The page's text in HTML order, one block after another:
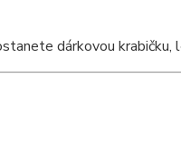
dárkovou